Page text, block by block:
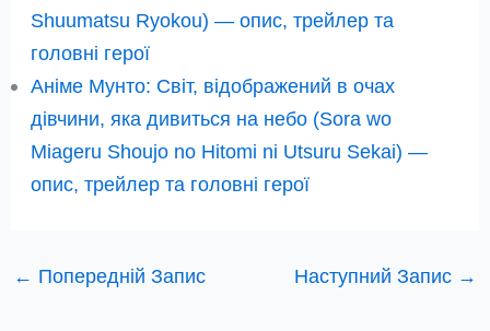
Shuumatsu Ryokou) — опис, трейлер та
головні герої
Аніме Мунто: Світ, відображений в очах
дівчини, яка дивиться на небо (Sora wo
Miageru Shoujo no Hitomi ni Utsuru Sekai) —
опис, трейлер та головні герої
← Попередній Запис Наступний Запис →